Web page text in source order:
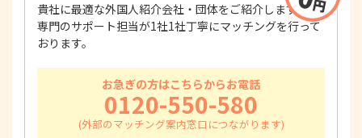
貴社に最適な外国人紹介会社・団体をご紹介します！
専門のサポート担当が1社1社丁寧にマッチングを行って
おります。
お急ぎの方はこちらからお電話
0120-550-580